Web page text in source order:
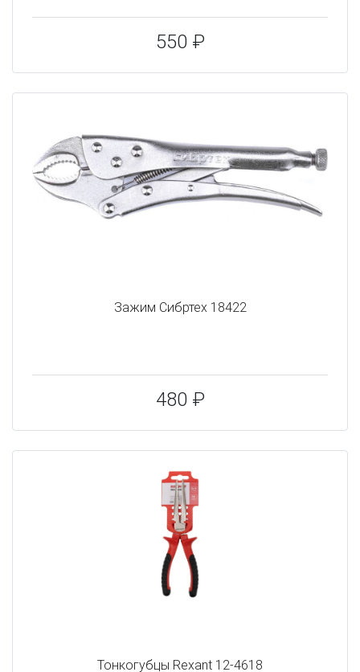
550 ₽
Зажим Сибртех 18422
480 ₽
Тонкогубцы Rexant 12-4618